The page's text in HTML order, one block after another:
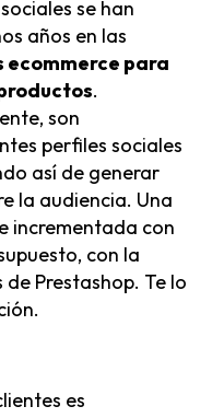
se han
años en las
para
.
son
perfiles sociales
así de generar
la audiencia. Una
incrementada con
con la
Prestashop. Te lo
es